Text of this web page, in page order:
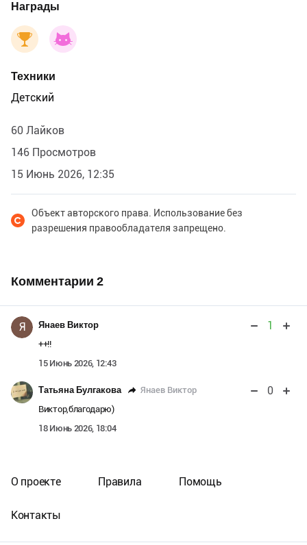
Награды
Техники
Детский
60 Лайков
146 Просмотров
15 Июнь 2026, 12:35
Объект авторского права. Использование без
разрешения правообладателя запрещено.
Комментарии 2
Я Янаев Виктор 1
++!!
15 Июнь 2026, 12:43
Татьяна Булгакова Янаев Виктор 0
Виктор,благодарю)
18 Июнь 2026, 18:04
О проекте Правила Помощь
Контакты